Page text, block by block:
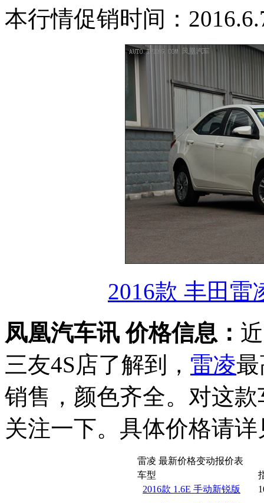
本行情促销时间：
2016款 丰田雷
凤凰汽车讯 价格信息：
三友4S店了解到， 雷凌最
销售，颜色齐全。对这
关注一下。具体价格请
雷凌 最新价格变动报价表
车型
2016款 1.6E 手动新锐版